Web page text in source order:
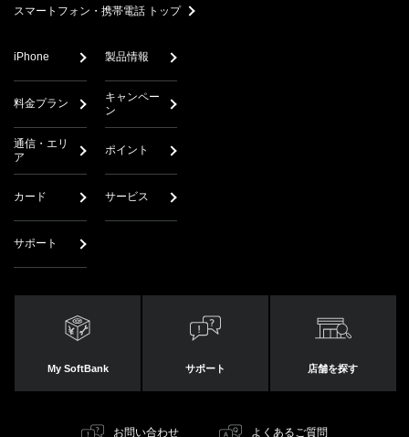
スマートフォン・携帯電話 トップ
iPhone 製品情報
料金プラン
キャンペー
ン
通信・エリ
ア
ポイント
カード サービス
サポート
My SoftBank サポート 店舗を探す
お問い合わせ よくあるご質問